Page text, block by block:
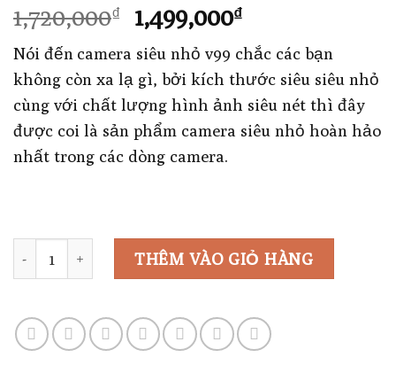
1,720,000₫
Giá
gốc
là:
1,720,000₫.
1,499,000₫
hiện
tại
là:
1,499,000₫.
Nói đến camera siêu nhỏ v99 chắc các bạn
không còn xa lạ gì, bởi kích thước siêu siêu nhỏ
cùng với chất lượng hình ảnh siêu nét thì đây
được coi là sản phẩm camera siêu nhỏ hoàn hảo
nhất trong các dòng camera.
THÊM VÀO GIỎ HÀNG